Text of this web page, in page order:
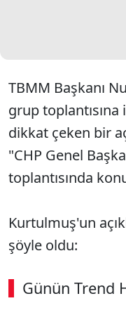
TBMM Başkanı
grup
dikkat çeken bir
"CHP Genel
toplantısında
Kurtulmuş'un
şöyle oldu:
Günün Trend